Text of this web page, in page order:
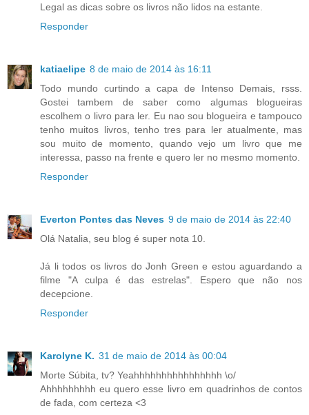
Legal as dicas sobre os livros não lidos na estante.
Responder
katiaelipe 8 de maio de 2014 às 16:11
Todo mundo curtindo a capa de Intenso Demais, rsss.
Gostei tambem de saber como algumas blogueiras
escolhem o livro para ler. Eu nao sou blogueira e tampouco
tenho muitos livros, tenho tres para ler atualmente, mas
sou muito de momento, quando vejo um livro que me
interessa, passo na frente e quero ler no mesmo momento.
Responder
Everton Pontes das Neves 9 de maio de 2014 às 22:40
Olá Natalia, seu blog é super nota 10.
Já li todos os livros do Jonh Green e estou aguardando a
filme "A culpa é das estrelas". Espero que não nos
decepcione.
Responder
Karolyne K. 31 de maio de 2014 às 00:04
Morte Súbita, tv? Yeahhhhhhhhhhhhhhhh \o/
Ahhhhhhhhh eu quero esse livro em quadrinhos de contos
de fada, com certeza <3